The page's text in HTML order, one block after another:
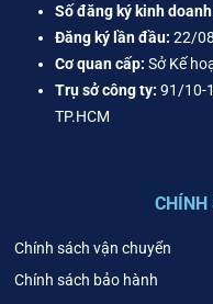
Số đăng ký kinh
Đăng ký lần đầu: 22/
Cơ quan cấp: Sở Kế
Trụ sở công ty: 91/10-
TP.HCM
CHÍNH
Chính sách vận chuyển
Chính sách bảo hành